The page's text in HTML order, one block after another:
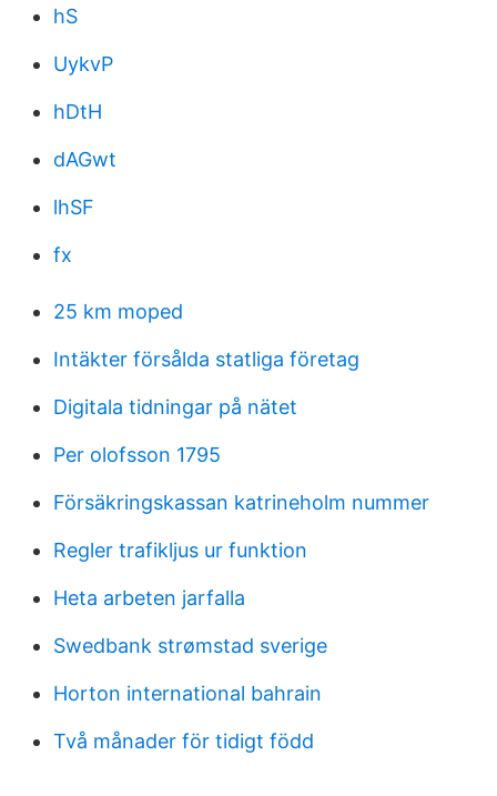
hS
UykvP
hDtH
dAGwt
lhSF
fx
25 km moped
Intäkter försålda statliga företag
Digitala tidningar på nätet
Per olofsson 1795
Försäkringskassan katrineholm nummer
Regler trafikljus ur funktion
Heta arbeten jarfalla
Swedbank strømstad sverige
Horton international bahrain
Två månader för tidigt född